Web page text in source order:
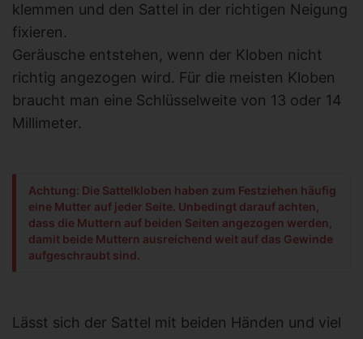
klemmen und den Sattel in der richtigen Neigung
fixieren.
Geräusche entstehen, wenn der Kloben nicht
richtig angezogen wird. Für die meisten Kloben
braucht man eine Schlüsselweite von 13 oder 14
Millimeter.
Achtung: Die Sattelkloben haben zum Festziehen häufig
eine Mutter auf jeder Seite. Unbedingt darauf achten,
dass die Muttern auf beiden Seiten angezogen werden,
damit beide Muttern ausreichend weit auf das Gewinde
aufgeschraubt sind.
Lässt sich der Sattel mit beiden Händen und viel